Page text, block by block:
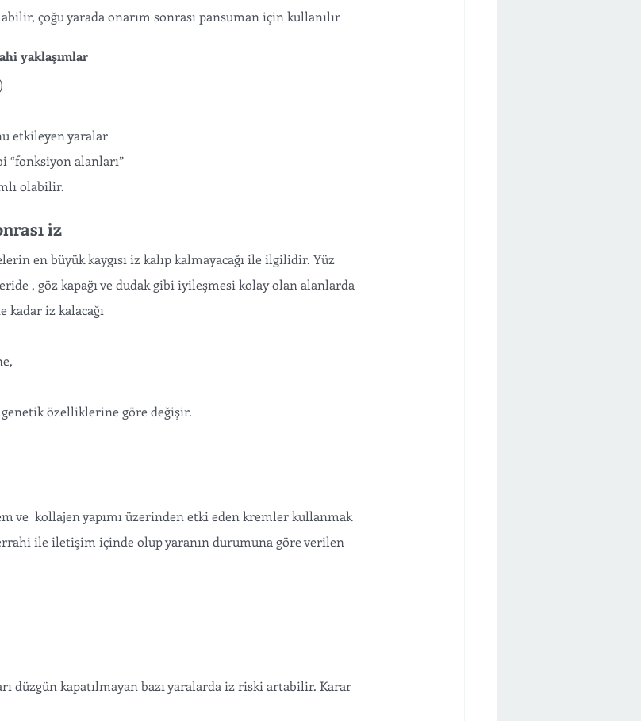
çoğu yarada onarım sonrası pansuman için kullanılır
yaklaşımlar
etkileyen yaralar
“fonksiyon alanları”
olabilir.
iz
en büyük kaygısı iz kalıp kalmayacağı ile ilgilidir. Yüz
, göz kapağı ve dudak gibi iyileşmesi kolay olan alanlarda
kadar iz kalacağı
özelliklerine göre değişir.
ve  kollajen yapımı üzerinden etki eden kremler kullanmak
ile iletişim içinde olup yaranın durumuna göre verilen
düzgün kapatılmayan bazı yaralarda iz riski artabilir. Karar